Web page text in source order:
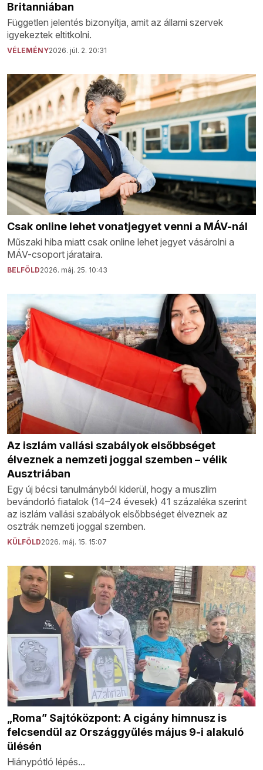
Britanniában
Független jelentés bizonyítja, amit az állami szervek
igyekeztek eltitkolni.
VÉLEMÉNY2026. júl. 2. 20:31
Csak online lehet vonatjegyet venni a MÁV-nál
Műszaki hiba miatt csak online lehet jegyet vásárolni a
MÁV-csoport járataira.
BELFÖLD2026. máj. 25. 10:43
Az iszlám vallási szabályok elsőbbséget
élveznek a nemzeti joggal szemben – vélik
Ausztriában
Egy új bécsi tanulmányból kiderül, hogy a muszlim
bevándorló fiatalok (14–24 évesek) 41 százaléka szerint
az iszlám vallási szabályok elsőbbséget élveznek az
osztrák nemzeti joggal szemben.
KÜLFÖLD2026. máj. 15. 15:07
„Roma” Sajtóközpont: A cigány himnusz is
felcsendül az Országgyűlés május 9-i alakuló
ülésén
Hiánypótló lépés...